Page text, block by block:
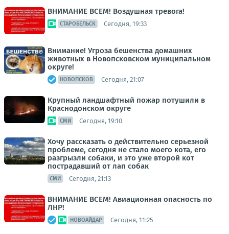
ВНИМАНИЕ ВСЕМ! Воздушная тревога!
СТАРОБЕЛЬСК Сегодня, 19:33
Внимание! Угроза бешенства домашних
животных в Новопсковском муниципальном
округе!
НОВОПСКОВ Сегодня, 21:07
Крупный ландшафтный пожар потушили в
Краснодонском округе
СМИ Сегодня, 19:10
Хочу рассказать о действительно серьезной
проблеме, сегодня не стало моего кота, его
разгрызли собаки, и это уже второй кот
пострадавший от лап собак
СМИ Сегодня, 21:13
ВНИМАНИЕ ВСЕМ! Авиационная опасность по
ЛНР!
НОВОАЙДАР Сегодня, 11:25